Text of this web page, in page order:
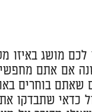
מושג באיזו
אם אתם
בוחרים
כדאי שתבדקו